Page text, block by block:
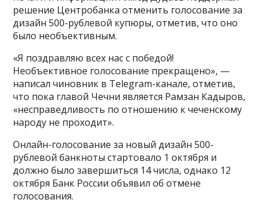
решение Центробанка отменить голосование за
дизайн 500-рублевой купюры, отметив, что оно
было необъективным.
«Я поздравляю всех нас с победой!
Необъективное голосование прекращено», —
написал чиновник в Telegram-канале, отметив,
что пока главой Чечни является Рамзан Кадыров,
«несправедливость по отношению к чеченскому
народу не проходит».
Онлайн-голосование за новый дизайн 500-
рублевой банкноты стартовало 1 октября и
должно было завершиться 14 числа, однако 12
октября Банк России объявил об отмене
голосования.